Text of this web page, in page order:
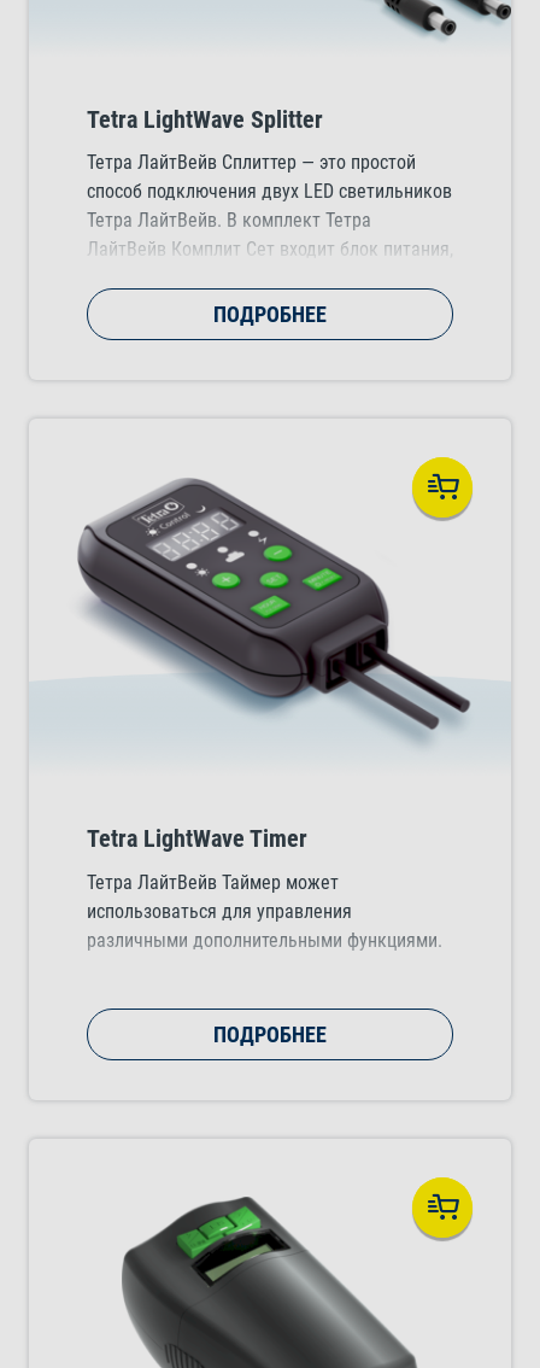
Tetra LightWave Splitter
Тетра ЛайтВейв Сплиттер — это простой
способ подключения двух LED светильников
Тетра ЛайтВейв. В комплект Тетра
ЛайтВейв Комплит Сет входит блок питания,
светильника одновременно.
ПОДРОБНЕЕ
Tetra LightWave Timer
Тетра ЛайтВейв Таймер может
использоваться для управления
различными дополнительными функциями.
ПОДРОБНЕЕ